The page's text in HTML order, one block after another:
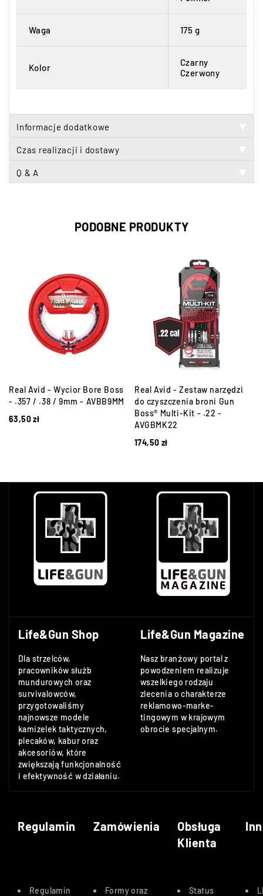
Waga 175 g
Kolor
Czarny
Czerwony
Informacje dodatkowe
Czas realizacji i dostawy
Q & A
PODOBNE PRODUKTY
Real Avid - Wycior Bore Boss
- .357 / .38 / 9mm - AVBB9MM
63,50zł
Real Avid - Zestaw narzędzi
do czyszczenia broni Gun
Boss® Multi-Kit - .22 -
AVGBMK22
174,50 zł
Life&Gun Shop
Dla strzelców,
pracowników służb
mundurowych oraz
survivalowców,
przygotowaliśmy
najnowsze modele
kamizelek taktycznych,
plecaków, kabur oraz
akcesoriów, które
zwiększają funkcjonalność
i efektywność w działaniu.
Life&Gun Magazine
Nasz branżowy portal z
powodzeniem realizuje
wszelkiego rodzaju
zlecenia o charakterze
reklamowo-marke-
tingowym w krajowym
obrocie specjalnym.
Regulamin Zamówienia
Obsługa
Klienta
Regulamin
Formy oraz
Status